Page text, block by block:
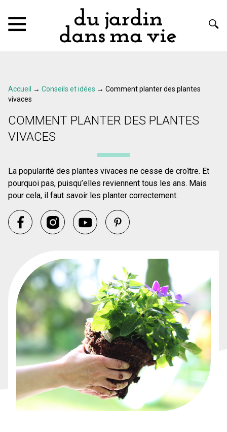
Accueil → Conseils et idées → Comment planter des plantes
vivaces
COMMENT PLANTER DES PLANTES
VIVACES
La popularité des plantes vivaces ne cesse de croître. Et
pourquoi pas, puisqu’elles reviennent tous les ans. Mais
pour cela, il faut savoir les planter correctement.